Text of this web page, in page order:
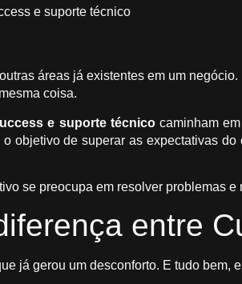
e suporte técnico
áreas já existentes em um
coisa.
e suporte técnicocaminham em
objetivo de superar as expectativas
se preocupa em resolver problemas e
entre
já gerou um desconforto. E tudo